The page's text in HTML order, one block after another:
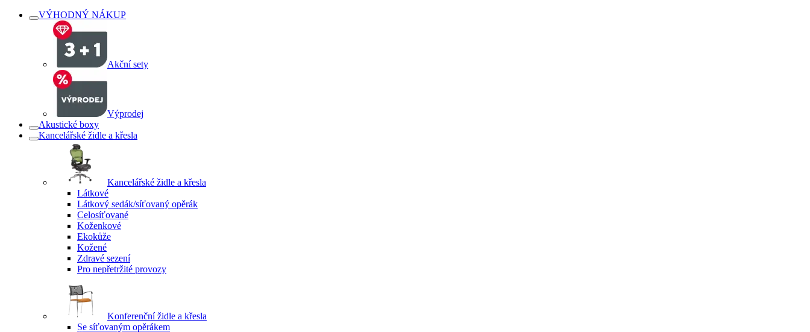
VÝHODNÝ NÁKUP
Akční sety
Výprodej
Akustické boxy
Kancelářské židle a křesla
Kancelářské židle a křesla
Látkové
Látkový sedák/síťovaný opěrák
Celosíťované
Koženkové
Ekokůže
Kožené
Zdravé sezení
Pro nepřetržité provozy
Konferenční židle a křesla
Se síťovaným opěrákem